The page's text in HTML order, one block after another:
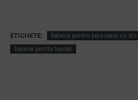
ETICHETE:
baterie pentru persoane cu
baterie pentru lavoar